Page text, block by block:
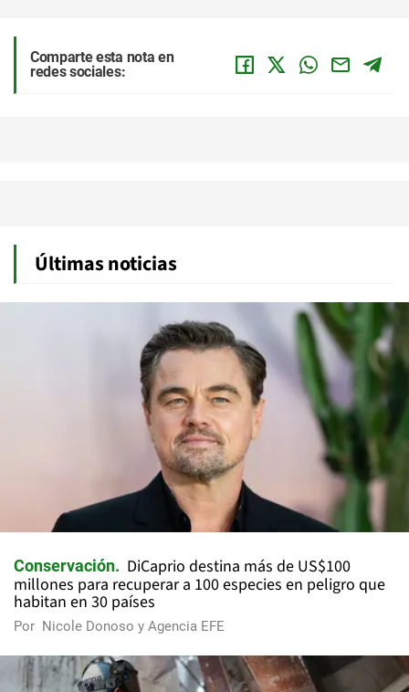
Comparte esta nota en
redes sociales:
Últimas noticias
Conservación
DiCaprio destina más de US$100
millones para recuperar a 100 especies en peligro que
habitan en 30 países
Por Nicole Donoso y Agencia EFE